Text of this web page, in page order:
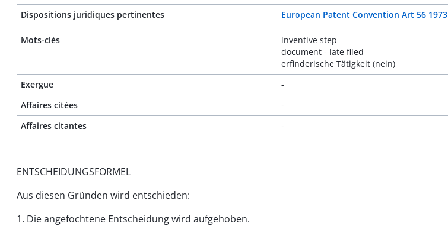
Dispositions juridiques pertinentes
European Patent Convention Art 56 1973
Mots-clés
inventive step
document - late filed
erfinderische Tätigkeit (nein)
Exergue
-
Affaires citées
-
Affaires citantes
-
ENTSCHEIDUNGSFORMEL
Aus diesen Gründen wird entschieden:
1. Die angefochtene Entscheidung wird aufgehoben.